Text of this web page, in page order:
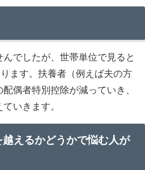
でしたが、世帯単位で見ると
ます。扶養者（例えば夫の方
偶者特別控除が減っていき、
いきます。
えるかどうかで悩む人が